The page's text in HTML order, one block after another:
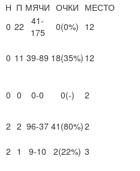
Н П МЯЧИ ОЧКИ МЕСТО
0 22
41-
175
0(0%) 12
0 11 39-89 18(35%) 12
0 0 0-0 0(-) 2
2 2 96-37 41 (80%)2
2 1 9-10 2(22%) 3